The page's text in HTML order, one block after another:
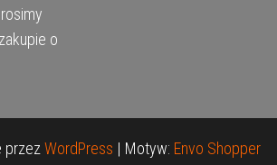
o
przezWordPress | Motyw: Envo Shopper